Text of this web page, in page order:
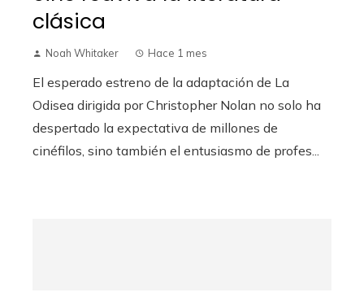
clásica
Noah Whitaker Hace 1 mes
El esperado estreno de la adaptación de La
Odisea dirigida por Christopher Nolan no solo ha
despertado la expectativa de millones de
cinéfilos, sino también el entusiasmo de profes...